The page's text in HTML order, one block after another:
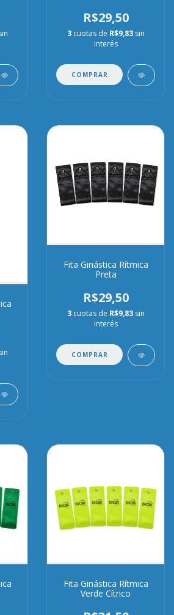
R$29,50
3 cuotas de R$9,83 sin
interés
COMPRAR
Fita Ginástica Rítmica
Preta
R$29,50
3 cuotas de R$9,83 sin
interés
COMPRAR
Fita Ginástica Rítmica
Verde Cítrico